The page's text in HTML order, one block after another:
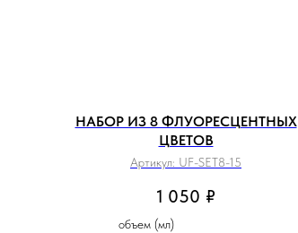
НАБОР ИЗ 8 ФЛУОРЕСЦЕНТНЫХ
ЦВЕТОВ
Артикул: UF-SET8-15
1 050 ₽
объем (мл)